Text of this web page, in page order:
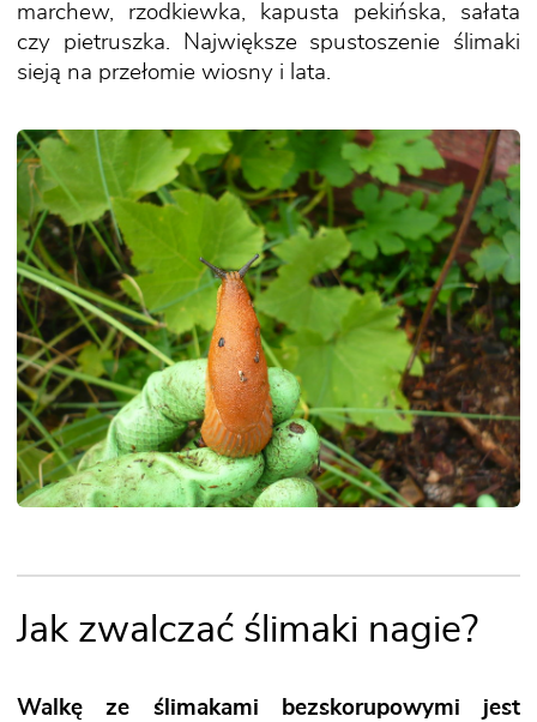
marchew, rzodkiewka, kapusta pekińska, sałata
czy pietruszka. Największe spustoszenie ślimaki
sieją na przełomie wiosny i lata.
Jak zwalczać ślimaki nagie?
Walkę ze ślimakami bezskorupowymi jest